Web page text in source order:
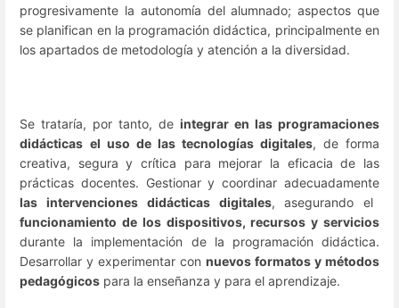
progresivamente la autonomía del alumnado; aspectos que
se planifican en la programación didáctica, principalmente en
los apartados de metodología y atención a la diversidad.
Se trataría, por tanto, de integrar en las programaciones
didácticas el uso de las tecnologías digitales, de forma
creativa, segura y crítica para mejorar la eficacia de las
prácticas docentes. Gestionar y coordinar adecuadamente
las intervenciones didácticas digitales, asegurando el
funcionamiento de los dispositivos, recursos y servicios
durante la implementación de la programación didáctica.
Desarrollar y experimentar con nuevos formatos y métodos
pedagógicos para la enseñanza y para el aprendizaje.